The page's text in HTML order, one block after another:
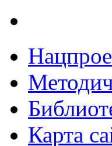
Карта